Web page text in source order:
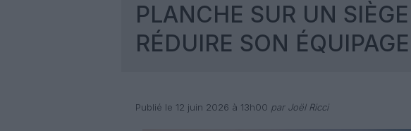
PLANCHE SUR UN
RÉDUIRE SON
Publié le 12 juin 2026 à 13h00 par Joël Ricci